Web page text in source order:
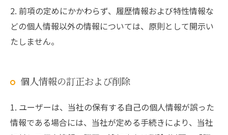
2. 前項の定めにかかわらず、履歴情報および特性情報な
どの個人情報以外の情報については、原則として開示い
たしません。
個人情報の訂正および削除
1. ユーザーは、当社の保有する自己の個人情報が誤った
情報である場合には、当社が定める手続きにより、当社